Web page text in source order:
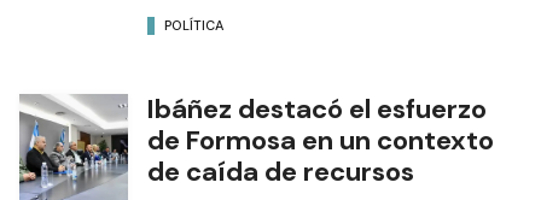
POLÍTICA
Ibáñez destacó el esfuerzo
de Formosa en un contexto
de caída de recursos